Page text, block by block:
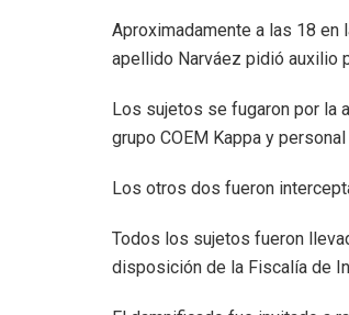
Aproximadamente a las 18 en
apellido Narváez pidió auxilio
Los sujetos se fugaron por la
grupo COEM Kappa y
Los otros dos fueron
Todos los sujetos fueron
disposición de la Fiscalía de